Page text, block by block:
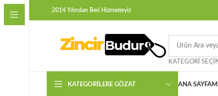
2014 Yılından Beri Hizmetteyiz
KATEGORI
KATEGORILERE GÖZAT ANA SAYFA